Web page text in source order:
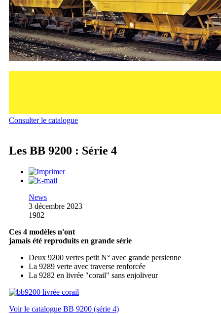
Consulter le catalogue
Les BB 9200 : Série 4
News
3 décembre 2023
1982
Ces 4 modèles n'ont
jamais été reproduits en grande série
Deux 9200 vertes petit N° avec grande persienne
La 9289 verte avec traverse renforcée
La 9282 en livrée "corail" sans enjoliveur
Voir le catalogue BB 9200 (série 4)